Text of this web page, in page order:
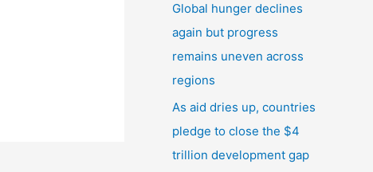
Global hunger declines
again but progress
remains uneven across
regions
As aid dries up, countries
pledge to close the $4
trillion development gap